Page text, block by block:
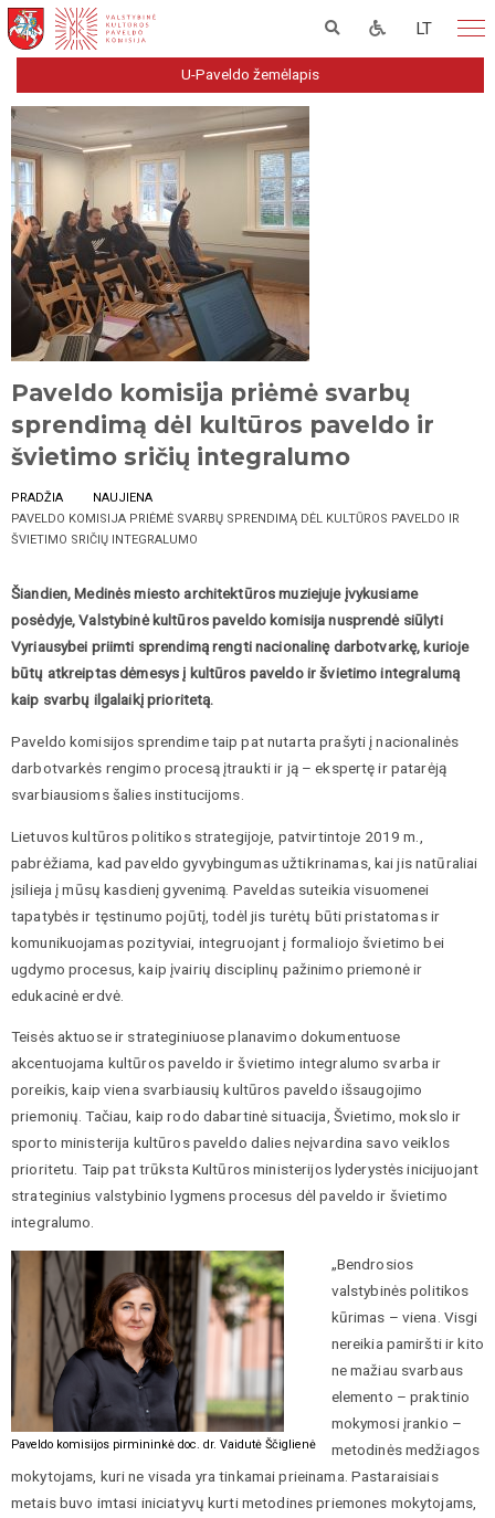
LT
U-Paveldo žemėlapis
Paveldo komisija priėmė svarbų
sprendimą dėl kultūros paveldo ir
švietimo sričių integralumo
PRADŽIA
NAUJIENA
PAVELDO KOMISIJA PRIĖMĖ SVARBŲ SPRENDIMĄ DĖL KULTŪROS PAVELDO IR
ŠVIETIMO SRIČIŲ INTEGRALUMO
Šiandien, Medinės miesto architektūros muziejuje įvykusiame
posėdyje, Valstybinė kultūros paveldo komisija nusprendė siūlyti
Vyriausybei priimti sprendimą rengti nacionalinę darbotvarkę, kurioje
būtų atkreiptas dėmesys į kultūros paveldo ir švietimo integralumą
kaip svarbų ilgalaikį prioritetą.
Paveldo komisijos sprendime taip pat nutarta prašyti į nacionalinės
darbotvarkės rengimo procesą įtraukti ir ją – ekspertę ir patarėją
svarbiausioms šalies institucijoms.
Lietuvos kultūros politikos strategijoje, patvirtintoje 2019 m.,
pabrėžiama, kad paveldo gyvybingumas užtikrinamas, kai jis natūraliai
įsilieja į mūsų kasdienį gyvenimą. Paveldas suteikia visuomenei
tapatybės ir tęstinumo pojūtį, todėl jis turėtų būti pristatomas ir
komunikuojamas pozityviai, integruojant į formaliojo švietimo bei
ugdymo procesus, kaip įvairių disciplinų pažinimo priemonė ir
edukacinė erdvė.
Teisės aktuose ir strateginiuose planavimo dokumentuose
akcentuojama kultūros paveldo ir švietimo integralumo svarba ir
poreikis, kaip viena svarbiausių kultūros paveldo išsaugojimo
priemonių. Tačiau, kaip rodo dabartinė situacija, Švietimo, mokslo ir
sporto ministerija kultūros paveldo dalies neįvardina savo veiklos
prioritetu. Taip pat trūksta Kultūros ministerijos lyderystės inicijuojant
strateginius valstybinio lygmens procesus dėl paveldo ir švietimo
integralumo.
Paveldo komisijos pirmininkė doc. dr. Vaidutė Ščiglienė
„Bendrosios
valstybinės politikos
kūrimas – viena. Visgi
nereikia pamiršti ir kito
ne mažiau svarbaus
elemento – praktinio
mokymosi įrankio –
metodinės medžiagos
mokytojams, kuri ne visada yra tinkamai prieinama. Pastaraisiais
metais buvo imtasi iniciatyvų kurti metodines priemones mokytojams,